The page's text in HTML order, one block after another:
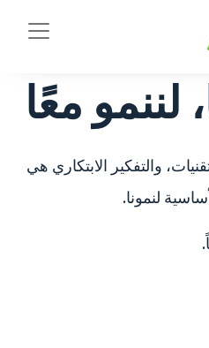
لننمو معًا
والتفكير الابتكاري هي
لنمونا.